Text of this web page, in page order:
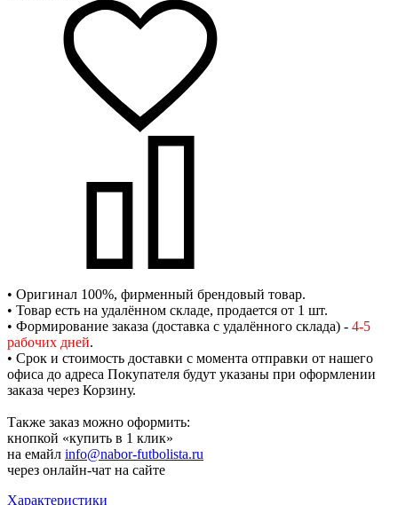
• Оригинал 100%, фирменный брендовый товар.
• Товар есть на удалённом складе, продается от 1 шт.
• Формирование заказа (доставка с удалённого склада) - 4-5
рабочих дней.
• Срок и стоимость доставки с момента отправки от нашего
офиса до адреса Покупателя будут указаны при оформлении
заказа через Корзину.
Также заказ можно оформить:
кнопкой «купить в 1 клик»
на емайл info@nabor-futbolista.ru
через онлайн-чат на сайте
Характеристики